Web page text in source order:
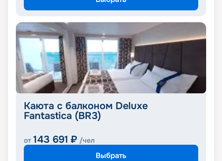
Каюта с балконом Deluxe
Fantastica (BR3)
от 143 691 ₽ /чел
Выбрать